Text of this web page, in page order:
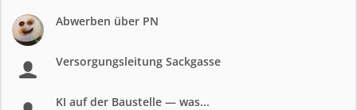
Abwerben über PN
Versorgungsleitung Sackgasse
KI auf der Baustelle — was...